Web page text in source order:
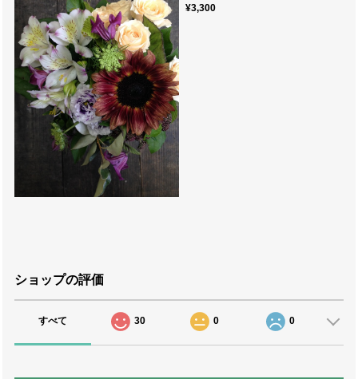
¥3,300
ショップの評価
すべて 30 0 0